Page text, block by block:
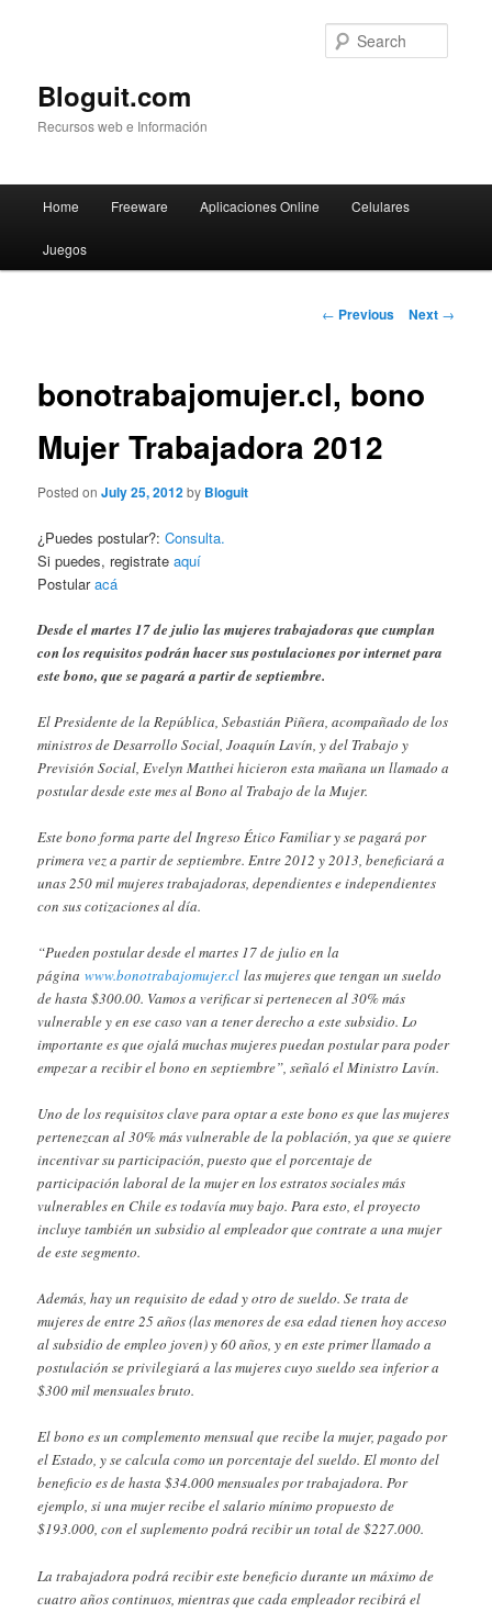
Bloguit.com
Recursos web e Información
Skip
to
Home Freeware Aplicaciones Online Celulares
Juegos
Post
← Previous Next →
bonotrabajomujer.cl, bono
Mujer Trabajadora 2012
Posted onJuly 25, 2012by Bloguit
¿Puedes postular?:Consulta.
Si puedes, registrateaquí
Postularacá
Desde el martes 17 de julio las mujeres trabajadoras que cumplan
con los requisitos podrán hacer sus postulaciones por internet para
este bono, que se pagará a partir de septiembre.
El Presidente de la República, Sebastián Piñera, acompañado de los
ministros de Desarrollo Social, Joaquín Lavín, y del Trabajo y
Previsión Social, Evelyn Matthei hicieron esta mañana un llamado a
postular desde este mes al Bono al Trabajo de la Mujer.
Este bono forma parte del Ingreso Ético Familiar y se pagará por
primera vez a partir de septiembre. Entre 2012 y 2013, beneficiará a
unas 250 mil mujeres trabajadoras, dependientes e independientes
con sus cotizaciones al día.
“Pueden postular desde el martes 17 de julio en la
páginawww.bonotrabajomujer.cl las mujeres que tengan un sueldo
de hasta $300.00. Vamos a verificar si pertenecen al 30% más
vulnerable y en ese caso van a tener derecho a este subsidio. Lo
importante es que ojalá muchas mujeres puedan postular para poder
empezar a recibir el bono en septiembre”, señaló el Ministro Lavín.
Uno de los requisitos clave para optar a este bono es que las mujeres
pertenezcan al 30% más vulnerable de la población, ya que se quiere
incentivar su participación, puesto que el porcentaje de
participación laboral de la mujer en los estratos sociales más
vulnerables en Chile es todavía muy bajo. Para esto, el proyecto
incluye también un subsidio al empleador que contrate a una mujer
de este segmento.
Además, hay un requisito de edad y otro de sueldo. Se trata de
mujeres de entre 25 años (las menores de esa edad tienen hoy acceso
al subsidio de empleo joven) y 60 años, y en este primer llamado a
postulación se privilegiará a las mujeres cuyo sueldo sea inferior a
$300 mil mensuales bruto.
El bono es un complemento mensual que recibe la mujer, pagado por
el Estado, y se calcula como un porcentaje del sueldo. El monto del
beneficio es de hasta $34.000 mensuales por trabajadora. Por
ejemplo, si una mujer recibe el salario mínimo propuesto de
$193.000, con el suplemento podrá recibir un total de $227.000.
La trabajadora podrá recibir este beneficio durante un máximo de
cuatro años continuos, mientras que cada empleador recibirá el